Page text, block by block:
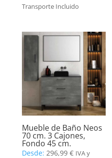
Transporte Incluido
Mueble de Baño Neos
70 cm. 3 Cajones,
Fondo 45 cm.
Desde: 296,99 € IVA y